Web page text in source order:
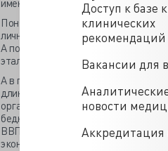
Доступ к базе
клинических
рекомендаций
Вакансии для
новости
Аккредитация
именно этот параметр, а
Понятно, почему мужчины в охотку
лично для себя ответ на
А после снятия мерки, гордо
эталона.
А в прошлом году ученые
длины полового члена проживающих
органом средних размеров,
бедны. Сам по себе фактор длины
ВВП в абсолютном выражении
экономическом развитии страны